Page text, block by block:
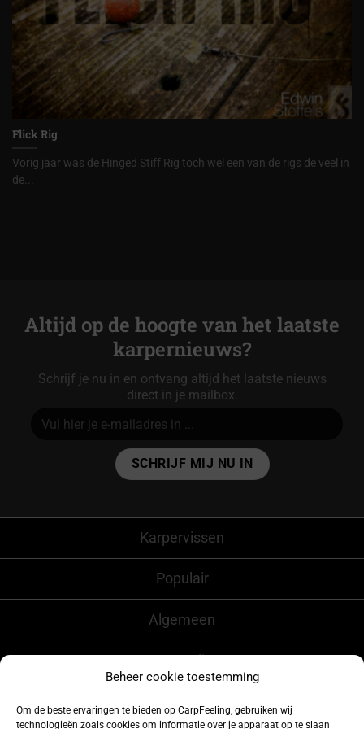
Beheer cookie toestemming
Om de beste ervaringen te bieden op CarpFeeling, gebruiken wij
technologieën zoals cookies om informatie over je apparaat op te slaan
Flick Rig
Vorig jaar was de Hinged Stiff Rig toch wel een van de rigs de veel in
de...
Altijd op de hoogte van het laatste
karpernieuws?
Schrijf je nu in en ontvang altijd het laatste nieuws
direct in je mailbox.
Karpervissen
Populair
Algemeen
CarpFeeling